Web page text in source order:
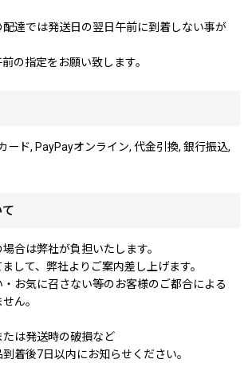
配達では発送日の翌日午前に到着しない事が
の指定をお願い致します。
ード, PayPayオンライン, 代金引換, 銀行振込,
合は弊社が負担いたします。
して、弊社よりご案内差し上げます。
お気に召さない等のお客様のご都合による
ん。
は発送時の破損など
着後7日以内にお知らせください。